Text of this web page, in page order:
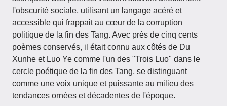
l'obscurité sociale, utilisant un langage acéré et
accessible qui frappait au cœur de la corruption
politique de la fin des Tang. Avec près de cinq cents
poèmes conservés, il était connu aux côtés de Du
Xunhe et Luo Ye comme l'un des "Trois Luo" dans le
cercle poétique de la fin des Tang, se distinguant
comme une voix unique et puissante au milieu des
tendances ornées et décadentes de l'époque.